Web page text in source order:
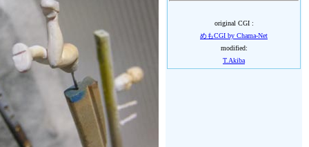
original CGI :
めもCGI by Chama-Net
modified:
T.Akiba